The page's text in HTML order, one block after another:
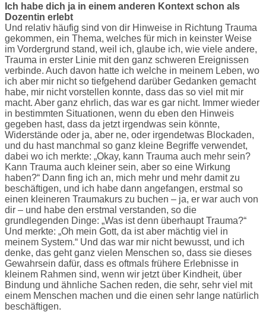
Ich habe dich ja in einem anderen Kontext schon als
Dozentin erlebt
Und relativ häufig sind von dir Hinweise in Richtung Trauma
gekommen, ein Thema, welches für mich in keinster Weise
im Vordergrund stand, weil ich, glaube ich, wie viele andere,
Trauma in erster Linie mit den ganz schweren Ereignissen
verbinde. Auch davon hatte ich welche in meinem Leben, wo
ich aber mir nicht so tiefgehend darüber Gedanken gemacht
habe, mir nicht vorstellen konnte, dass das so viel mit mir
macht. Aber ganz ehrlich, das war es gar nicht. Immer wieder
in bestimmten Situationen, wenn du eben den Hinweis
gegeben hast, dass da jetzt irgendwas sein könnte,
Widerstände oder ja, aber ne, oder irgendetwas Blockaden,
und du hast manchmal so ganz kleine Begriffe verwendet,
dabei wo ich merkte: „Okay, kann Trauma auch mehr sein?
Kann Trauma auch kleiner sein, aber so eine Wirkung
haben?“ Dann fing ich an, mich mehr und mehr damit zu
beschäftigen, und ich habe dann angefangen, erstmal so
einen kleineren Traumakurs zu buchen – ja, er war auch von
dir – und habe den erstmal verstanden, so die
grundlegenden Dinge: „Was ist denn überhaupt Trauma?“
Und merkte: „Oh mein Gott, da ist aber mächtig viel in
meinem System.“ Und das war mir nicht bewusst, und ich
denke, das geht ganz vielen Menschen so, dass sie dieses
Gewahrsein dafür, dass es oftmals frühere Erlebnisse in
kleinem Rahmen sind, wenn wir jetzt über Kindheit, über
Bindung und ähnliche Sachen reden, die sehr, sehr viel mit
einem Menschen machen und die einen sehr lange natürlich
beschäftigen.